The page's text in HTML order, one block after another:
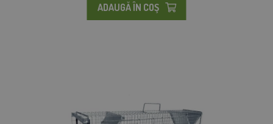
ADAUGĂ ÎN COŞ